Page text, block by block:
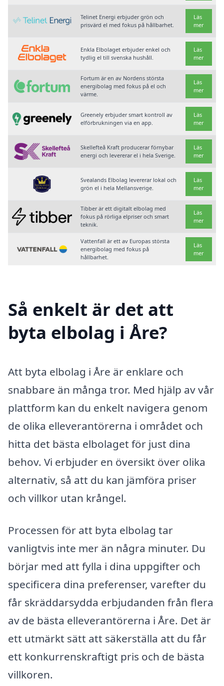
Telinet Energi erbjuder grön och
prisvärd el med fokus på hållbarhet.
Läs
mer
Enkla Elbolaget erbjuder enkel och
tydlig el till svenska hushåll.
Läs
mer
Fortum är en av Nordens största
energibolag med fokus på el och
värme.
Läs
mer
Greenely erbjuder smart kontroll av
elförbrukningen via en app.
Läs
mer
Skellefteå Kraft producerar förnybar
energi och levererar el i hela Sverige.
Läs
mer
Svealands Elbolag levererar lokal och
grön el i hela Mellansverige.
Läs
mer
Tibber är ett digitalt elbolag med
fokus på rörliga elpriser och smart
teknik.
Läs
mer
Vattenfall är ett av Europas största
energibolag med fokus på
hållbarhet.
Läs
mer
Så enkelt är det att
byta elbolag i Åre?
Att byta elbolag i Åre är enklare och
snabbare än många tror. Med hjälp av vår
plattform kan du enkelt navigera genom
de olika elleverantörerna i området och
hitta det bästa elbolaget för just dina
behov. Vi erbjuder en översikt över olika
alternativ, så att du kan jämföra priser
och villkor utan krångel.
Processen för att byta elbolag tar
vanligtvis inte mer än några minuter. Du
börjar med att fylla i dina uppgifter och
specificera dina preferenser, varefter du
får skräddarsydda erbjudanden från flera
av de bästa elleverantörerna i Åre. Det är
ett utmärkt sätt att säkerställa att du får
ett konkurrenskraftigt pris och de bästa
villkoren.